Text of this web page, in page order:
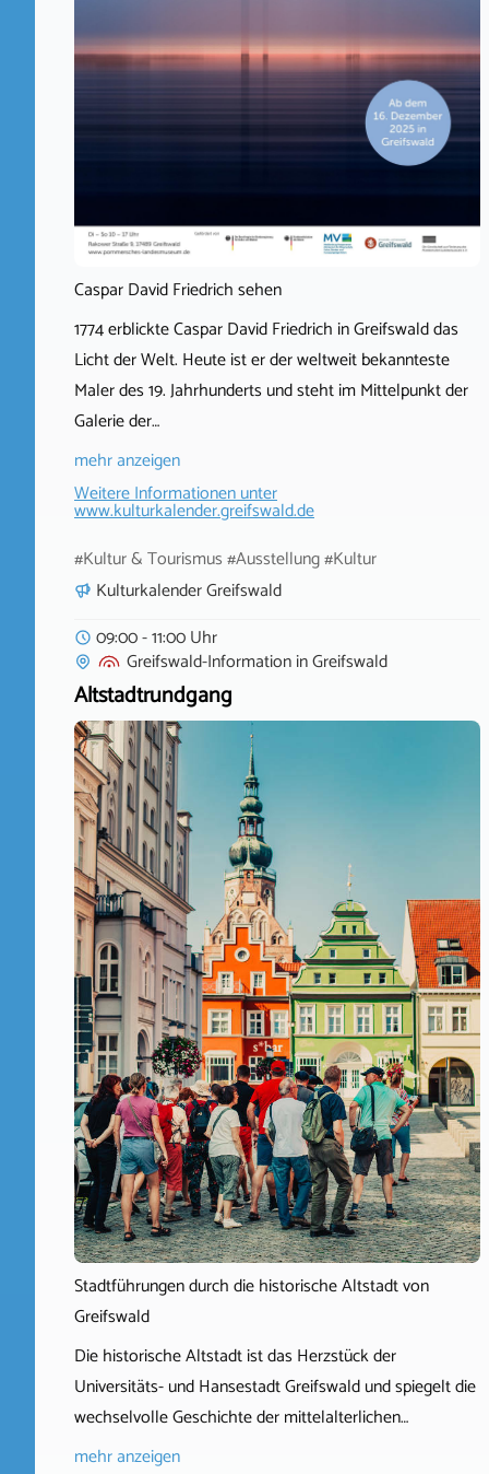
Caspar David Friedrich sehen
1774 erblickte Caspar David Friedrich in Greifswald das
Licht der Welt. Heute ist er der weltweit bekannteste
Maler des 19. Jahrhunderts und steht im Mittelpunkt der
Galerie der…
mehr anzeigen
Weitere Informationen unter
www.kulturkalender.greifswald.de
#Kultur & Tourismus #Ausstellung #Kultur
Kulturkalender Greifswald
09:00 - 11:00 Uhr
Greifswald-InformationinGreifswald
Altstadtrundgang
Stadtführungen durch die historische Altstadt von
Greifswald
Die historische Altstadt ist das Herzstück der
Universitäts- und Hansestadt Greifswald und spiegelt die
wechselvolle Geschichte der mittelalterlichen…
mehr anzeigen